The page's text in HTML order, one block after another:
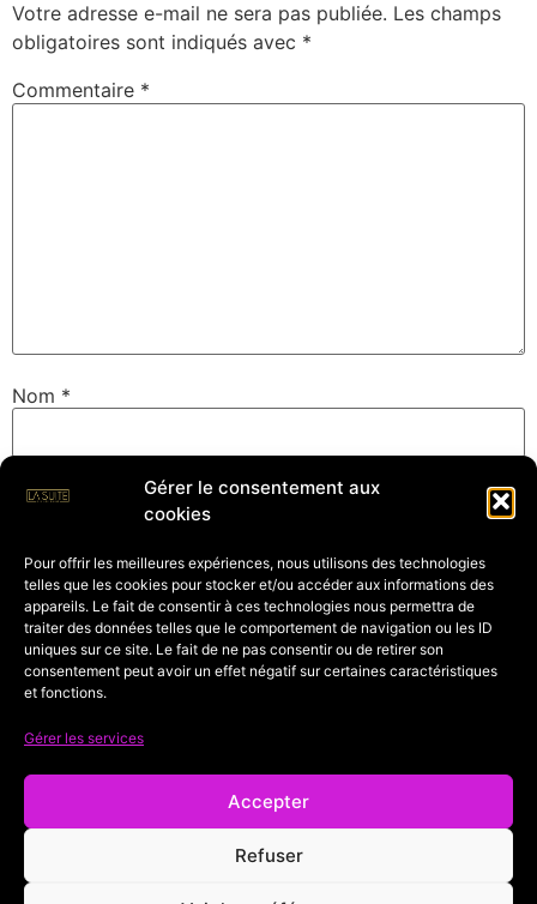
Gérer le consentement aux
cookies
Pour offrir les meilleures expériences, nous utilisons des technologies
telles que les cookies pour stocker et/ou accéder aux informations des
appareils. Le fait de consentir à ces technologies nous permettra de
traiter des données telles que le comportement de navigation ou les ID
uniques sur ce site. Le fait de ne pas consentir ou de retirer son
consentement peut avoir un effet négatif sur certaines caractéristiques
et fonctions.
Gérer les services
Accepter
Refuser
Votre adresse e-mail ne sera pas publiée. Les champs
obligatoires sont indiqués avec *
Commentaire *
Nom *
E-mail
Site web
Enregistrer mon nom, mon e-mail et mon site dans le
navigateur pour mon prochain commentaire.